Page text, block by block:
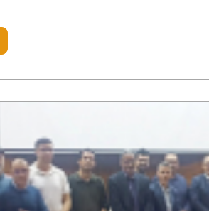
des étudiants issus des universités
in fostering intercultural dialogue on campus”. Le
étudiants intéressés par cette opportunité sont invités à